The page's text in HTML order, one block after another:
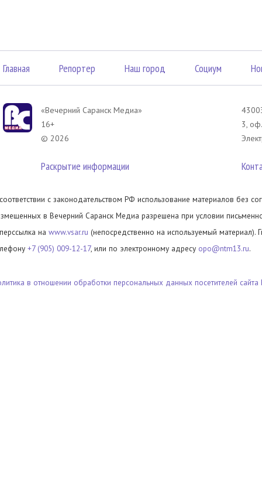
Главная Репортер Наш город Социум
«Вечерний Саранск Mедиа»
16+
© 2026
Раскрытие информации
3,
с законодательством РФ использование материалов без
в Вечерний Саранск Медиа разрешена при условии
на www.vsar.ru (непосредственно на используемый материал).
+7 (905) 009-12-17, или по электронному адресу opo@ntm13.ru.
в отношении обработки персональных данных посетителей